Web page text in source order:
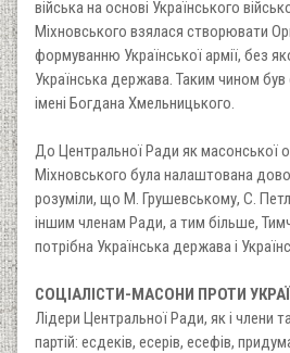
війська на основі Українського
Міхновського взялася створювати
формуванню Української армії, без
Українська держава. Таким чином
імені Богдана Хмельницького.
До Центральної Ради як масонської
Міхновського була налаштована
розуміли, що М. Грушевському, С.
іншим членам Ради, а тим більше,
потрібна Українська держава і
СОЦІАЛІСТИ-МАСОНИ ПРОТИ
Лідери Центральної Ради, як і члени
партій: есдеків, есерів, есефів,